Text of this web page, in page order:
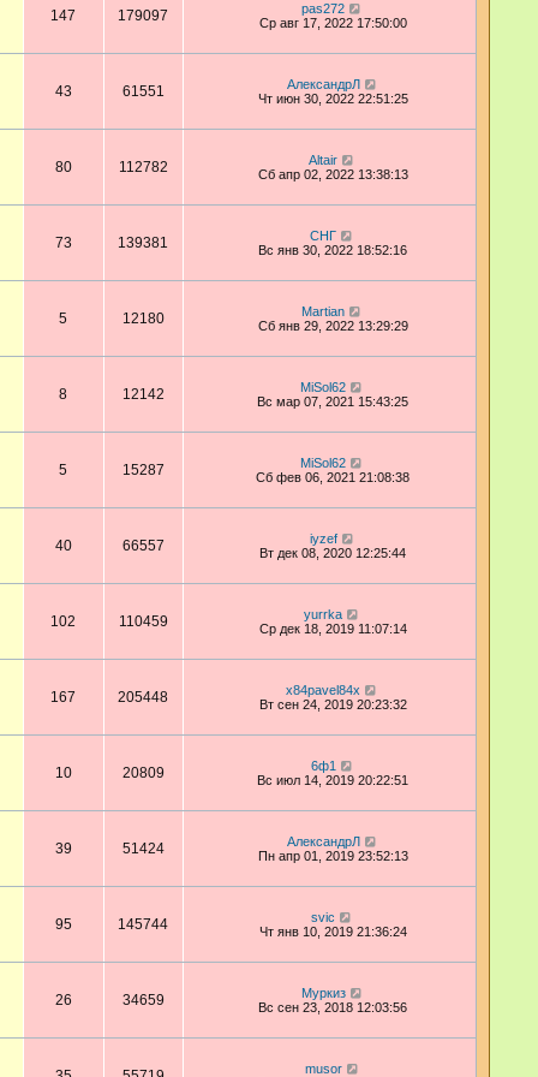
147 179097
pas272
Ср авг 17, 2022 17:50:00
43 61551
АлександрЛ
Чт июн 30, 2022 22:51:25
80 112782
Altair
Сб апр 02, 2022 13:38:13
73 139381
СНГ
Вс янв 30, 2022 18:52:16
5 12180
Martian
Сб янв 29, 2022 13:29:29
8 12142
MiSol62
Вс мар 07, 2021 15:43:25
5 15287
MiSol62
Сб фев 06, 2021 21:08:38
40 66557
iyzef
Вт дек 08, 2020 12:25:44
102 110459
yurrka
Ср дек 18, 2019 11:07:14
167 205448
x84pavel84x
Вт сен 24, 2019 20:23:32
10 20809
6ф1
Вс июл 14, 2019 20:22:51
39 51424
АлександрЛ
Пн апр 01, 2019 23:52:13
95 145744
svic
Чт янв 10, 2019 21:36:24
26 34659
Муркиз
Вс сен 23, 2018 12:03:56
musor